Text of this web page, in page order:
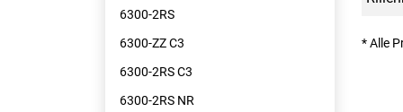
6300-2RS
6300-ZZ C3
6300-2RS C3
6300-2RS NR
* Alle